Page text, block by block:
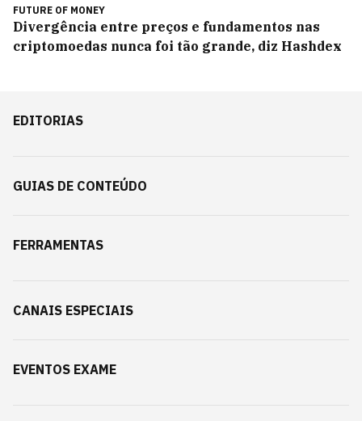
FUTURE OF MONEY
Divergência entre preços e fundamentos nas
criptomoedas nunca foi tão grande, diz Hashdex
EDITORIAS
GUIAS DE CONTEÚDO
FERRAMENTAS
CANAIS ESPECIAIS
EVENTOS EXAME